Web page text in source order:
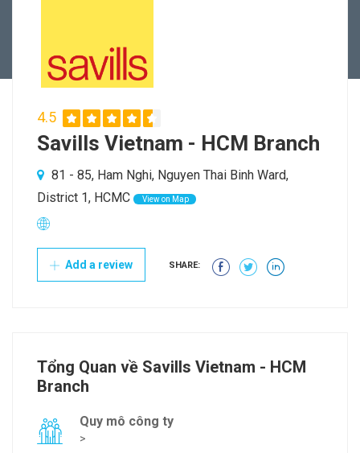
4.5
Savills Vietnam - HCM Branch
81 - 85, Ham Nghi, Nguyen Thai Binh Ward,
District 1, HCMC
View on Map
Add a review SHARE:
Tổng Quan về Savills Vietnam - HCM
Branch
Quy mô công ty
>